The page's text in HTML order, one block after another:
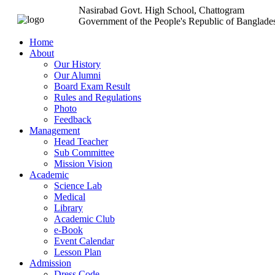
Nasirabad Govt. High School, Chattogram
Government of the People's Republic of
Home
About
Our History
Our Alumni
Board Exam Result
Rules and Regulations
Photo
Feedback
Management
Head Teacher
Sub Committee
Mission Vision
Academic
Science Lab
Medical
Library
Academic Club
e-Book
Event Calendar
Lesson Plan
Admission